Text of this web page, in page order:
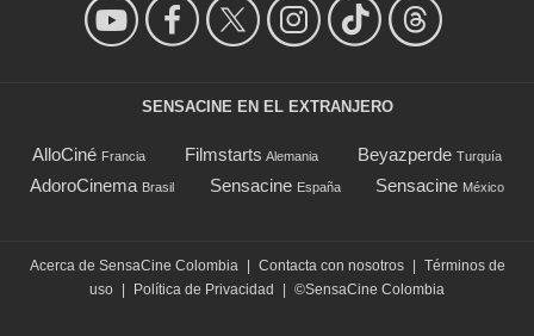
SENSACINE EN EL EXTRANJERO
AlloCiné Francia Filmstarts Alemania Beyazperde Turquía
AdoroCinema Brasil Sensacine España Sensacine México
Acerca de SensaCine Colombia Contacta con nosotros
Términos de
uso
Política de Privacidad ©SensaCine Colombia